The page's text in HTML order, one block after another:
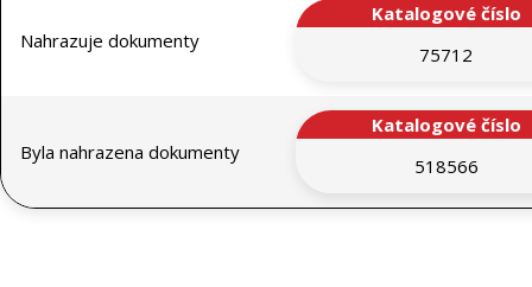
Nahrazuje dokumenty
Katalogové číslo
75712
Byla nahrazena dokumenty
Katalogové číslo
518566